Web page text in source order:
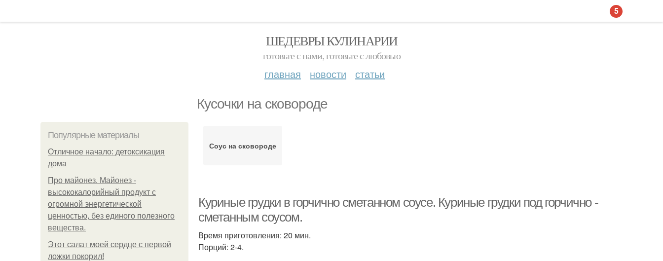
ШЕДЕВРЫ КУЛИНАРИИ
готовьте с нами, готовьте с любовью
главная новости статьи
Кусочки на сковороде
Популярные материалы
Отличное начало: детоксикация
дома
Про майонез. Майонез -
высококалорийный продукт с
огромной энергетической
ценностью, без единого полезного
вещества.
Этот салат моей сердце с первой
ложки покорил!
Соус на сковороде
Куриные грудки в горчично сметанном соусе. Куриные грудки под горчично -
сметанным соусом.
Время приготовления: 20 мин.
Порций: 2-4.
5